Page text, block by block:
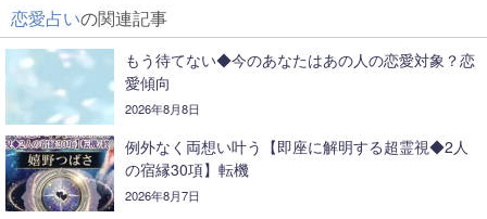
恋愛占いの関連記事
もう待てない◆今のあなたはあの人の恋愛対象？恋
愛傾向
2026年8月8日
例外なく両想い叶う【即座に解明する超霊視◆2人
の宿縁30項】転機
2026年8月7日